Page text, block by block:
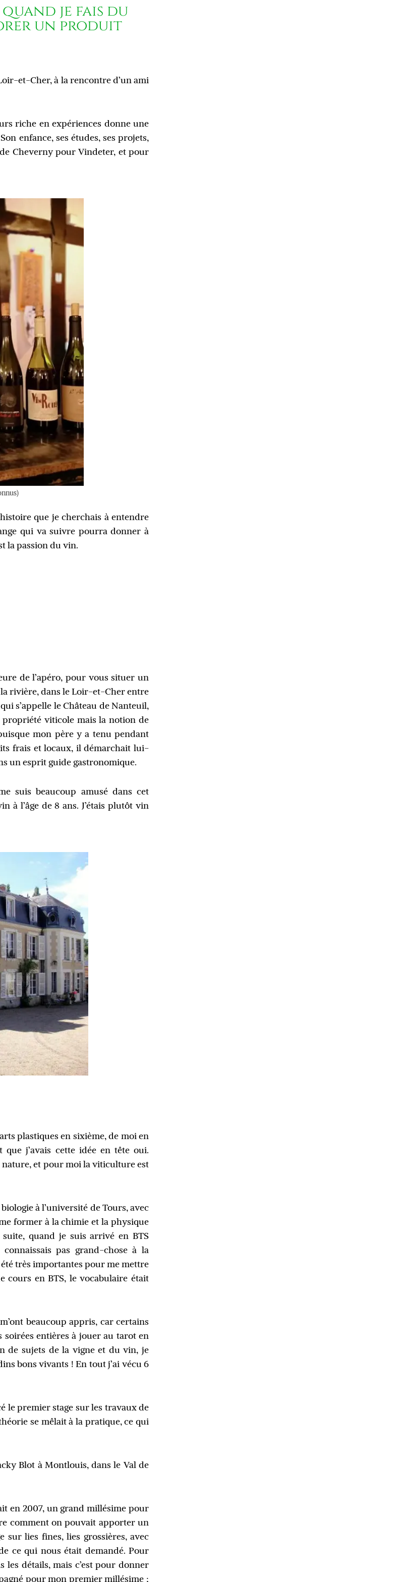
je fais du
un produit
et-Cher, à la rencontre d’un ami
riche en expériences donne une
enfance, ses études, ses projets,
Cheverny pour Vindeter, et pour
que je cherchais à entendre
qui va suivre pourra donner à
la passion du vin.
de l’apéro, pour vous situer un
rivière, dans le Loir-et-Cher entre
s’appelle le Château de Nanteuil,
propriété viticole mais la notion de
mon père y a tenu pendant
frais et locaux, il démarchait lui-
un esprit guide gastronomique.
suis beaucoup amusé dans cet
à l’âge de 8 ans. J’étais plutôt vin
plastiques en sixième, de moi en
j’avais cette idée en tête oui.
et pour moi la viticulture est
à l’université de Tours, avec
former à la chimie et la physique
suite, quand je suis arrivé en BTS
pas grand-chose à la
très importantes pour me mettre
cours en BTS, le vocabulaire était
beaucoup appris, car certains
soirées entières à jouer au tarot en
de sujets de la vigne et du vin, je
bons vivants ! En tout j’ai vécu 6
le premier stage sur les travaux de
se mêlait à la pratique, ce qui
Blot à Montlouis, dans le Val de
en 2007, un grand millésime pour
comment on pouvait apporter un
sur lies fines, lies grossières, avec
ce qui nous était demandé. Pour
les détails, mais c’est pour donner
pour mon premier millésime ;